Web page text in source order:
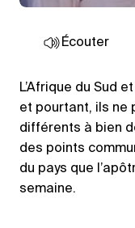
Écouter
L’Afrique du Sud
et pourtant, ils ne
différents à bien
des points
du pays que
semaine.